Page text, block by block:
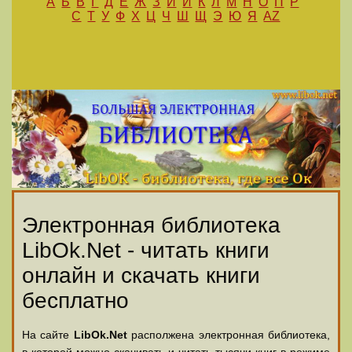
С Т У Ф Х Ц Ч Ш Щ Э Ю Я AZ
Электронная библиотека
LibOk.Net - читать книги
онлайн и скачать книги
бесплатно
На сайте LibOk.Netрасполжена электронная библиотека,